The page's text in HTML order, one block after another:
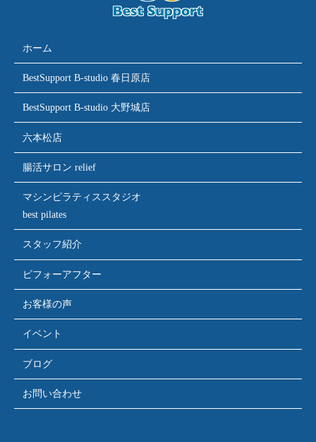
ホーム
BestSupport B-studio 春日原店
BestSupport B-studio 大野城店
六本松店
腸活サロン relief
マシンピラティススタジオ
best pilates
スタッフ紹介
ビフォーアフター
お客様の声
イベント
ブログ
お問い合わせ